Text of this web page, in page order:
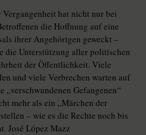
hat nicht nur bei
die Hoffnung auf eine
ihrer Angehörigen geweckt –
die Unterstützung aller politischen
der Öffentlichkeit. Viele
und viele Verbrechen warten auf
„verschwundenen Gefangenen“
mehr als ein „Märchen der
– wie es die Rechte noch bis
José López Mazz